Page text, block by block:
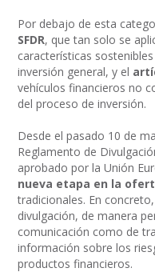
Por debajo de esta
SFDR, que tan solo se
características
inversión general, y el
vehículos financieros no
del proceso de inversión.
Desde el pasado 10 de
Reglamento de
aprobado por la Unión
nueva etapa en la
tradicionales. En
divulgación, de manera
comunicación como de
información sobre los
productos financieros.